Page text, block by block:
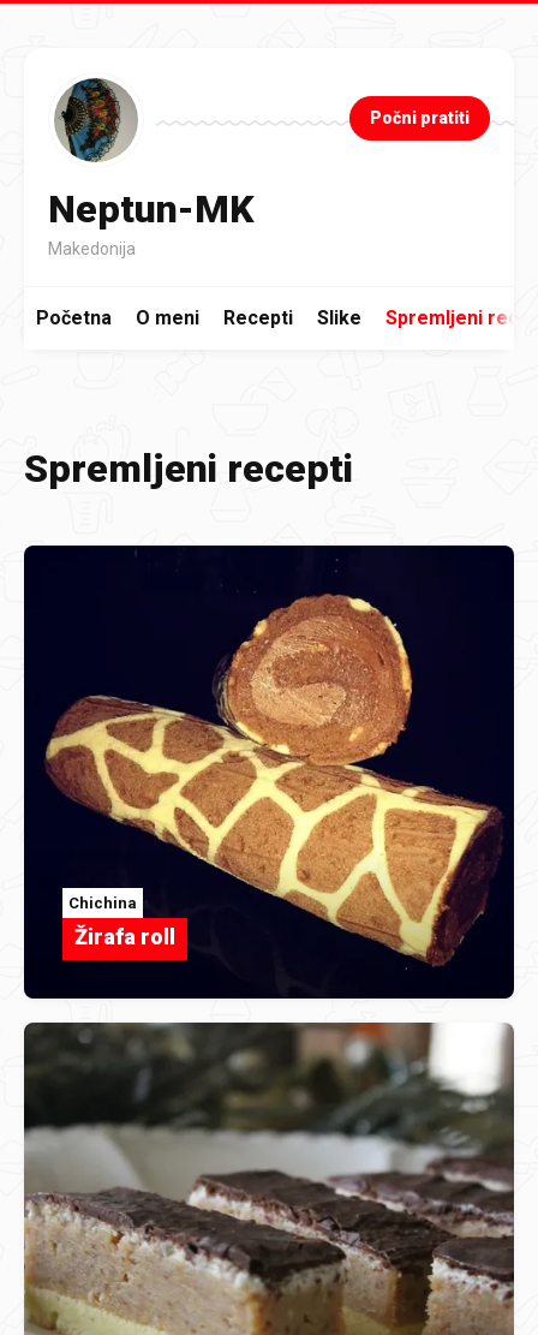
Neptun-MK
Makedonija
Počni pratiti
Početna O meni Recepti Slike Spremljeni
Spremljeni recepti
Chichina
Žirafa roll